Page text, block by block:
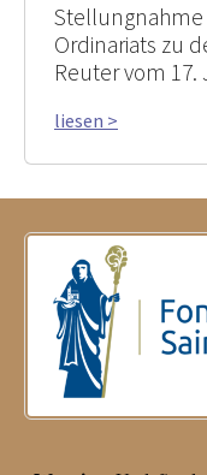
Stellungnahme
Ordinariats zu
Reuter vom 17.
liesen >